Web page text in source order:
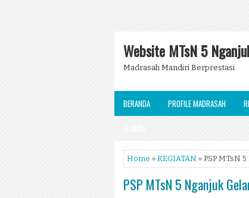
Website MTsN 5
Madrasah Mandiri Berprestasi
BERANDA PROFILE MADRASAH
ALUMNI
Home » KEGIATAN » PSP MTsN
PSP MTsN 5 Nganjuk